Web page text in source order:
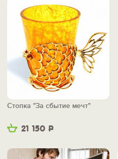
21 150 Р
Стопка "За сбытие мечт"